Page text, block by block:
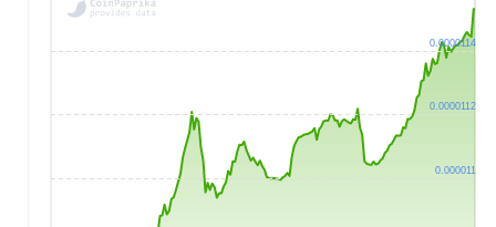
0.000011
0.0000112
0.0000114